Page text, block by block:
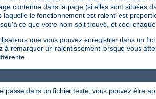
contenue dans la page (si elles sont situées
le fonctionnement est ralenti est
ce que votre nom soit trouvé, et ceci
que vous pouvez enregistrer dans un
remarquer un ralentissement lorsque vous
dans un fichier texte, vous pouvez être